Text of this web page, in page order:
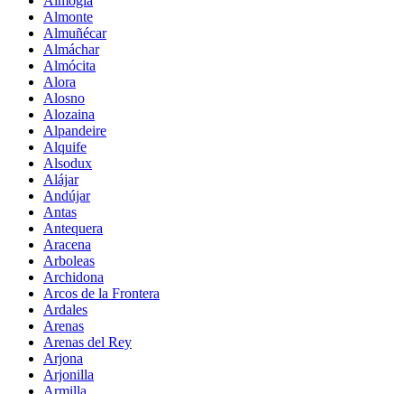
Almonte
Almuñécar
Almáchar
Almócita
Alora
Alosno
Alozaina
Alpandeire
Alquife
Alsodux
Alájar
Andújar
Antas
Antequera
Aracena
Arboleas
Archidona
Arcos de la Frontera
Ardales
Arenas
Arenas del Rey
Arjona
Arjonilla
Armilla